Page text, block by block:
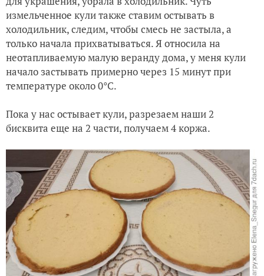
измельченное кули также ставим остывать в
холодильник, следим, чтобы смесь не застыла, а
только начала прихватываться. Я относила на
неотапливаемую малую веранду дома, у меня кули
начало застывать примерно через 15 минут при
температуре около 0°C.
Пока у нас остывает кули, разрезаем наши 2
бисквита еще на 2 части, получаем 4 коржа.